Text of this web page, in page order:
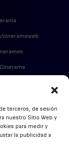
terceros, de sesión
nuestro Sitio Web y
para medir y
la publicidad a
cineramaweb